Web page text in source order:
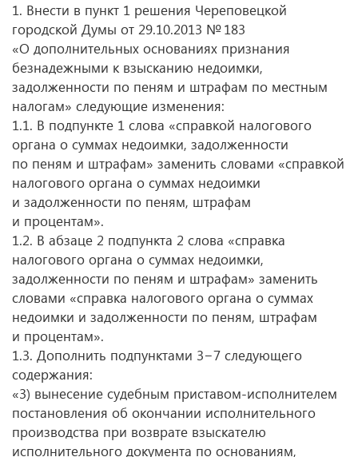
1. Внести в пункт 1 решения Череповецкой
городской Думы от 29.10.2013 № 183
«О дополнительных основаниях признания
безнадежными к взысканию недоимки,
задолженности по пеням и штрафам по местным
налогам» следующие изменения:
1.1. В подпункте 1 слова «справкой налогового
органа о суммах недоимки, задолженности
по пеням и штрафам» заменить словами «справкой
налогового органа о суммах недоимки
и задолженности по пеням, штрафам
и процентам».
1.2. В абзаце 2 подпункта 2 слова «справка
налогового органа о суммах недоимки,
задолженности по пеням и штрафам» заменить
словами «справка налогового органа о суммах
недоимки и задолженности по пеням, штрафам
и процентам».
1.3. Дополнить подпунктами 3−7 следующего
содержания:
«3) вынесение судебным приставом-исполнителем
постановления об окончании исполнительного
производства при возврате взыскателю
исполнительного документа по основаниям,